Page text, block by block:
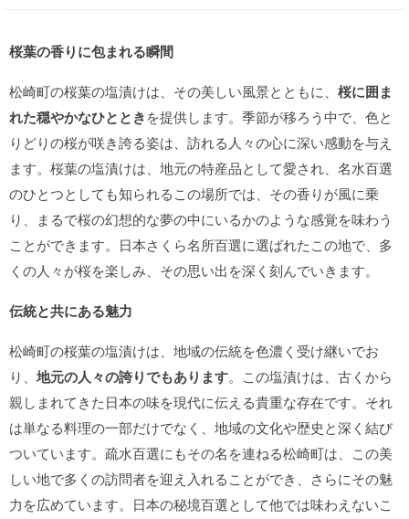
桜葉の香りに包まれる瞬間
松崎町の桜葉の塩漬けは、その美しい風景とともに、 桜に囲ま
れた穏やかなひとときを提供します。季節が移ろう中で、色と
りどりの桜が咲き誇る姿は、訪れる人々の心に深い感動を与え
ます。桜葉の塩漬けは、地元の特産品として愛され、名水百選
のひとつとしても知られるこの場所では、その香りが風に乗
り、まるで桜の幻想的な夢の中にいるかのような感覚を味わう
ことができます。日本さくら名所百選に選ばれたこの地で、多
くの人々が桜を楽しみ、その思い出を深く刻んでいきます。
伝統と共にある魅力
松崎町の桜葉の塩漬けは、地域の伝統を色濃く受け継いでお
り、 地元の人々の誇りでもあります。この塩漬けは、古くから
親しまれてきた日本の味を現代に伝える貴重な存在です。それ
は単なる料理の一部だけでなく、地域の文化や歴史と深く結び
ついています。疏水百選にもその名を連ねる松崎町は、この美
しい地で多くの訪問者を迎え入れることができ、さらにその魅
力を広めています。日本の秘境百選として他では味わえないこ